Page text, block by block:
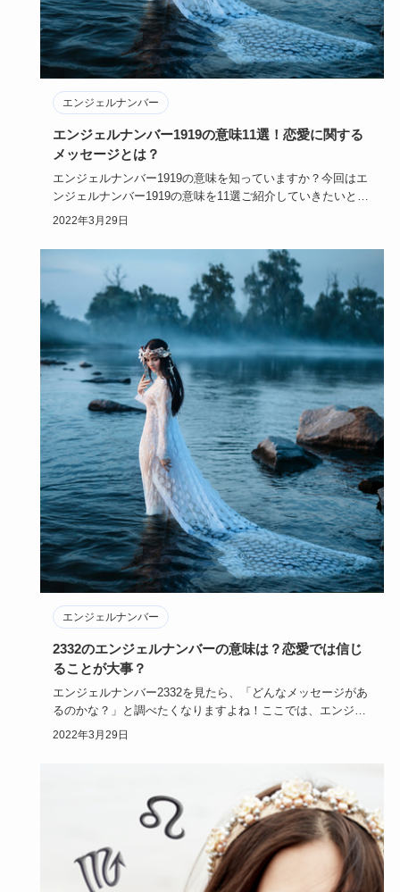
エンジェルナンバー
エンジェルナンバー1919の意味11選！恋愛に関する
メッセージとは？
エンジェルナンバー1919の意味を知っていますか？今回はエ
ンジェルナンバー1919の意味を11選ご紹介していきたいと思
いま…
2022年3月29日
エンジェルナンバー
2332のエンジェルナンバーの意味は？恋愛では信じ
ることが大事？
エンジェルナンバー2332を見たら、「どんなメッセージがあ
るのかな？」と調べたくなりますよね！ここでは、エンジェ
ルナンバー…
2022年3月29日